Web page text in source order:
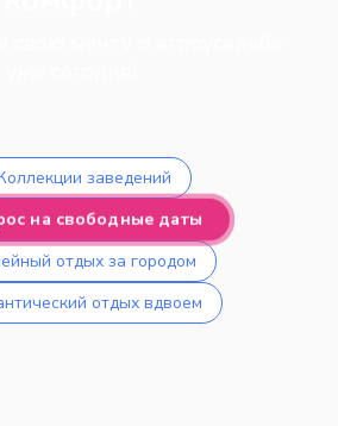
заведений
на свободные даты
отдых за городом
отдых вдвоем